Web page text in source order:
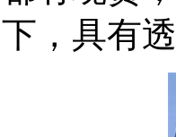
下，具有